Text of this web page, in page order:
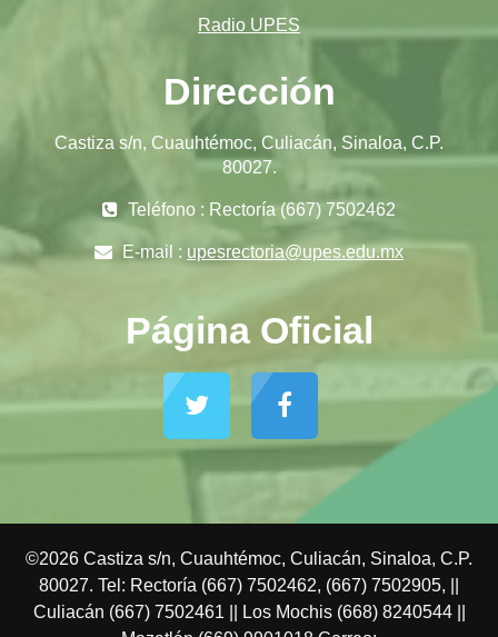
Radio UPES
Dirección
Castiza s/n, Cuauhtémoc, Culiacán, Sinaloa, C.P.
80027.
Teléfono : Rectoría (667) 7502462
E-mail : upesrectoria@upes.edu.mx
Página Oficial
©2026 Castiza s/n, Cuauhtémoc, Culiacán, Sinaloa, C.P.
80027. Tel: Rectoría (667) 7502462, (667) 7502905, ||
Culiacán (667) 7502461 || Los Mochis (668) 8240544 ||